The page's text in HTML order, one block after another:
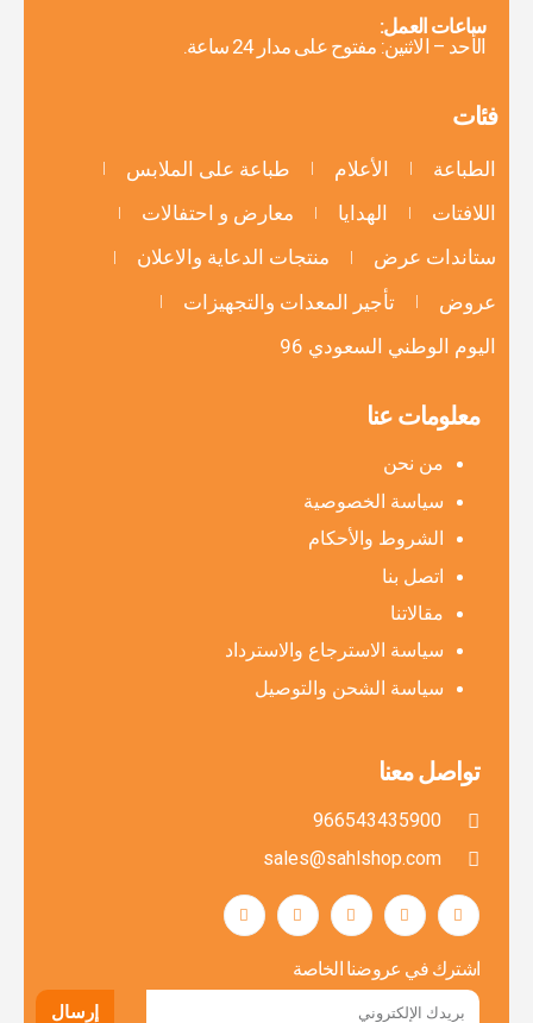
ساعات العمل:
الأحد – الاثنين: مفتوح على مدار 24 ساعة.
فئات
الطباعة الأعلام
طباعة على الملابس
اللافتات
الهدايا
معارض و احتفالات
ستاندات عرض
منتجات الدعاية والاعلان
عروض
تأجير المعدات والتجهيزات
اليوم الوطني السعودي 96
معلومات عنا
من نحن
سياسة الخصوصية
الشروط والأحكام
اتصل بنا
مقالاتنا
سياسة الاسترجاع والاسترداد
سياسة الشحن والتوصيل
تواصل معنا
966543435900
sales@sahlshop.com
اشترك في عروضنا الخاصة
إرسال